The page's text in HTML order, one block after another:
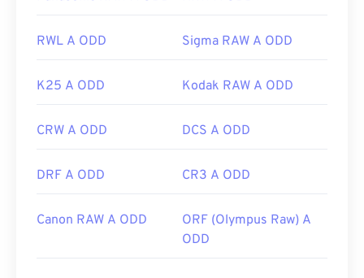
RWL A ODD Sigma RAW A ODD
K25 A ODD Kodak RAW A ODD
CRW A ODD DCS A ODD
DRF A ODD CR3 A ODD
Canon RAW A ODD
ORF (Olympus Raw) A
ODD